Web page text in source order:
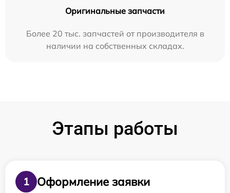
Оригинальные запчасти
Более 20 тыс. запчастей от производителя в
наличии на собственных складах.
Этапы работы
1
Оформление заявки